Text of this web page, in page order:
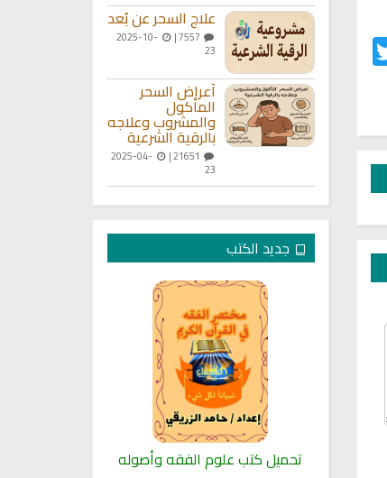
علاج السحر عن بُعد
2025-10-
23
أعراض السحر
المأكول
والمشروب وعلاجه
بالرقية الشرعية
2025-04-
23
جديد الكتب
تحميل كتب علوم الفقه وأصوله